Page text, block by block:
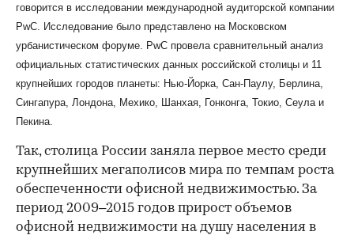
говорится в исследовании международной аудиторской компании
PwC. Исследование было представлено на Московском
урбанистическом форуме. PwC провела сравнительный анализ
официальных статистических данных российской столицы и 11
крупнейших городов планеты: Нью-Йорка, Сан-Паулу, Берлина,
Сингапура, Лондона, Мехико, Шанхая, Гонконга, Токио, Сеула и
Пекина.
Так, столица России заняла первое место среди
крупнейших мегаполисов мира по темпам роста
обеспеченности офисной недвижимостью. За
период 2009–2015 годов прирост объемов
офисной недвижимости на душу населения в